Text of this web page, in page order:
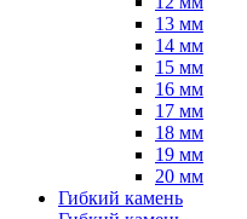
13 мм
14 мм
15 мм
16 мм
17 мм
18 мм
19 мм
20 мм
Гибкий камень